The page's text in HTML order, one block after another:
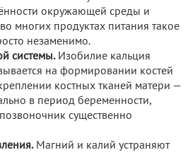
окружающей среды и
многих продуктах питания такое
незаменимо.
системы.Изобилие кальция
на формировании костей
костных тканей матери —
в период беременности,
существенно
Магний и калий устраняют